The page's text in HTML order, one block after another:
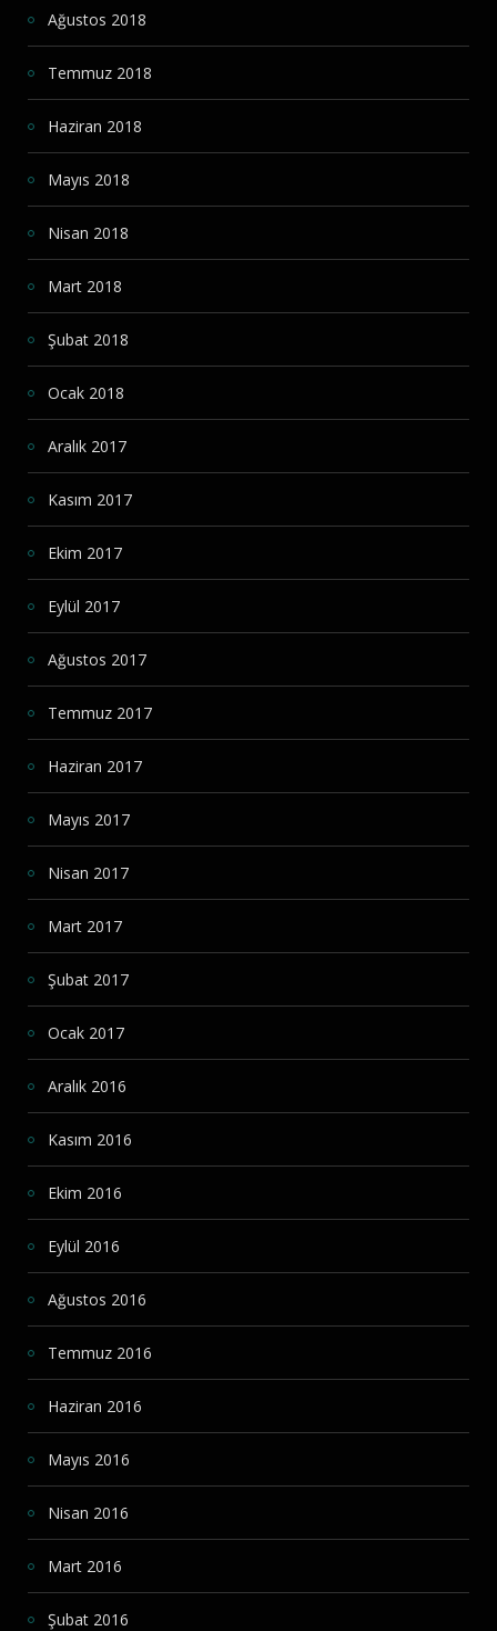
Ağustos 2018
Temmuz 2018
Haziran 2018
Mayıs 2018
Nisan 2018
Mart 2018
Şubat 2018
Ocak 2018
Aralık 2017
Kasım 2017
Ekim 2017
Eylül 2017
Ağustos 2017
Temmuz 2017
Haziran 2017
Mayıs 2017
Nisan 2017
Mart 2017
Şubat 2017
Ocak 2017
Aralık 2016
Kasım 2016
Ekim 2016
Eylül 2016
Ağustos 2016
Temmuz 2016
Haziran 2016
Mayıs 2016
Nisan 2016
Mart 2016
Şubat 2016